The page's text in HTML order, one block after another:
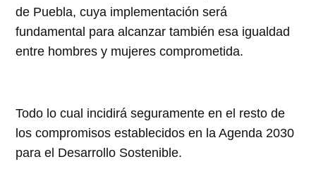
de Puebla, cuya implementación será
fundamental para alcanzar también esa igualdad
entre hombres y mujeres comprometida.
Todo lo cual incidirá seguramente en el resto de
los compromisos establecidos en la Agenda 2030
para el Desarrollo Sostenible.